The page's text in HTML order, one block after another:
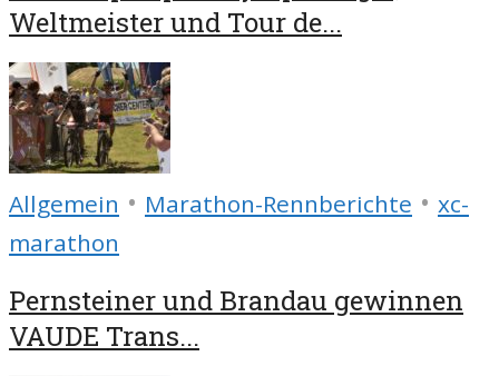
Weltmeister und Tour de...
Allgemein • Marathon-Rennberichte • xc-
marathon
Pernsteiner und Brandau gewinnen
VAUDE Trans...